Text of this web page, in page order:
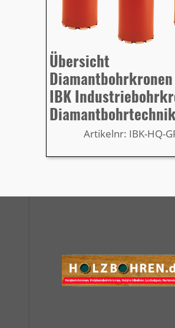
Übersicht
Diamantbohrkronen
IBK
Artikelnr: IBK-HQ-